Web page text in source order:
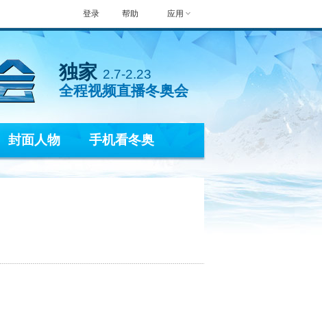
帮助 应用
登录
独家 2.7-2.23
全程视频直播冬奥会
封面人物 手机看冬奥